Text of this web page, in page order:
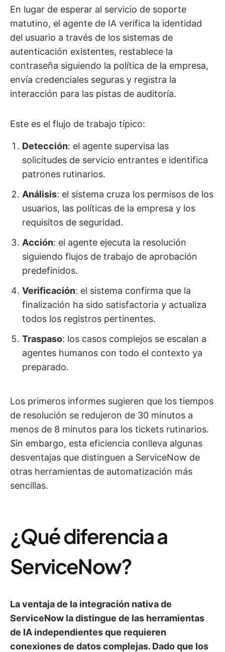
En lugar de esperar al servicio de soporte
matutino, el agente de IA verifica la identidad
del usuario a través de los sistemas de
autenticación existentes, restablece la
contraseña siguiendo la política de la empresa,
envía credenciales seguras y registra la
interacción para las pistas de auditoría.
Este es el flujo de trabajo típico:
Detección: el agente supervisa las
solicitudes de servicio entrantes e identifica
patrones rutinarios.
Análisis: el sistema cruza los permisos de los
usuarios, las políticas de la empresa y los
requisitos de seguridad.
Acción: el agente ejecuta la resolución
siguiendo flujos de trabajo de aprobación
predefinidos.
Verificación: el sistema confirma que la
finalización ha sido satisfactoria y actualiza
todos los registros pertinentes.
Traspaso: los casos complejos se escalan a
agentes humanos con todo el contexto ya
preparado.
Los primeros informes sugieren que los tiempos
de resolución se redujeron de 30 minutos a
menos de 8 minutos para los tickets rutinarios.
Sin embargo, esta eficiencia conlleva algunas
desventajas que distinguen a ServiceNow de
otras herramientas de automatización más
sencillas.
¿Qué diferencia a
ServiceNow?
La ventaja de la integración nativa de
ServiceNow la distingue de las herramientas
de IA independientes que requieren
conexiones de datos complejas. Dado que los